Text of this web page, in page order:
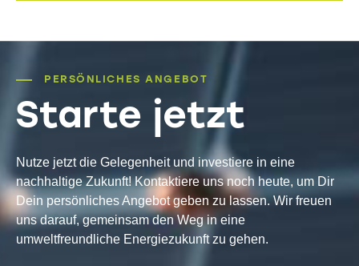
PERSÖNLICHES ANGEBOT
Starte jetzt
Nutze jetzt die Gelegenheit und investiere in eine
nachhaltige Zukunft! Kontaktiere uns noch heute, um Dir
Dein persönliches Angebot geben zu lassen. Wir freuen
uns darauf, gemeinsam den Weg in eine
umweltfreundliche Energiezukunft zu gehen.